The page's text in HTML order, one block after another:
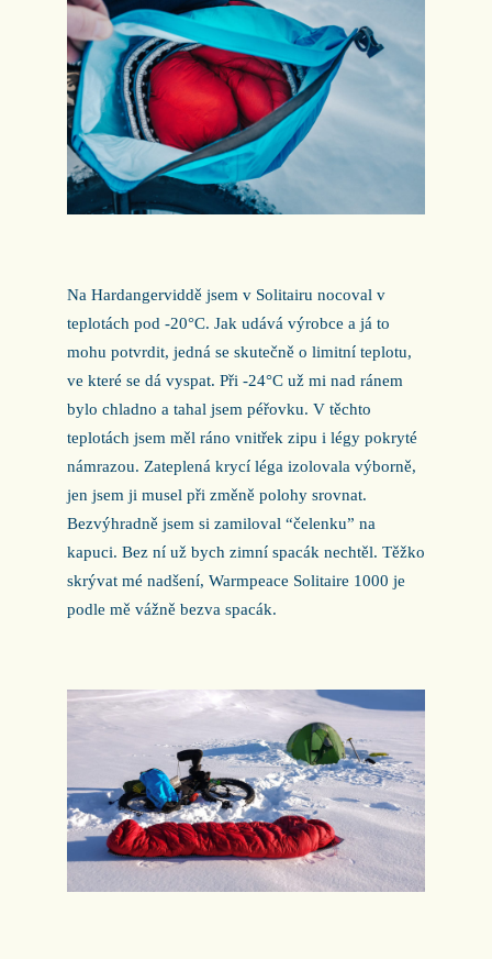
Na Hardangerviddě jsem v Solitairu nocoval v
teplotách pod -20°C. Jak udává výrobce a já to
mohu potvrdit, jedná se skutečně o limitní teplotu,
ve které se dá vyspat. Při -24°C už mi nad ránem
bylo chladno a tahal jsem péřovku. V těchto
teplotách jsem měl ráno vnitřek zipu i légy pokryté
námrazou. Zateplená krycí léga izolovala výborně,
jen jsem ji musel při změně polohy srovnat.
Bezvýhradně jsem si zamiloval “čelenku” na
kapuci. Bez ní už bych zimní spacák nechtěl. Těžko
skrývat mé nadšení, Warmpeace Solitaire 1000 je
podle mě vážně bezva spacák.